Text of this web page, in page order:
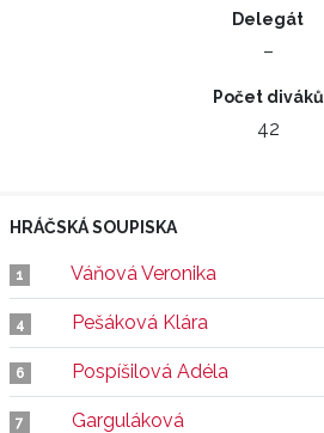
Delegát
–
Počet diváků
42
HRÁČSKÁ SOUPISKA
1 Váňová Veronika
4 Pešáková Klára
6 Pospíšilová Adéla
7
Garguláková